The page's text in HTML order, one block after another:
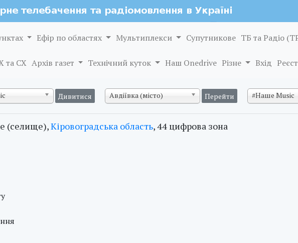
Ефір по областях Мультиплекси Супутникове ТБ та Радіо
та СХ Архів газет Технічний куток Наш Onedrive Різне Вхід
Авдіївка (місто) #Наше Music
(селище),Кіровоградська область, 44 цифрова зона